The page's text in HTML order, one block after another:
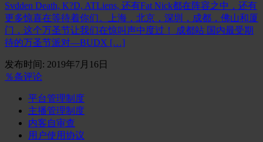
Svdden Death, K?D, ATLiens, 还有Fat Nick都在阵容之中，还有
更多惊喜在等待着你们。上海，北京，深圳，成都，佛山和厦
门，这个万圣节让我们在惊叫声中度过！ 成都站 国内最受期
待的万圣节派对—BUDX […]
发布时间: 2019年7月16日
％条评论
平台管理制度
主播管理制度
内客自审查
用户使用协议